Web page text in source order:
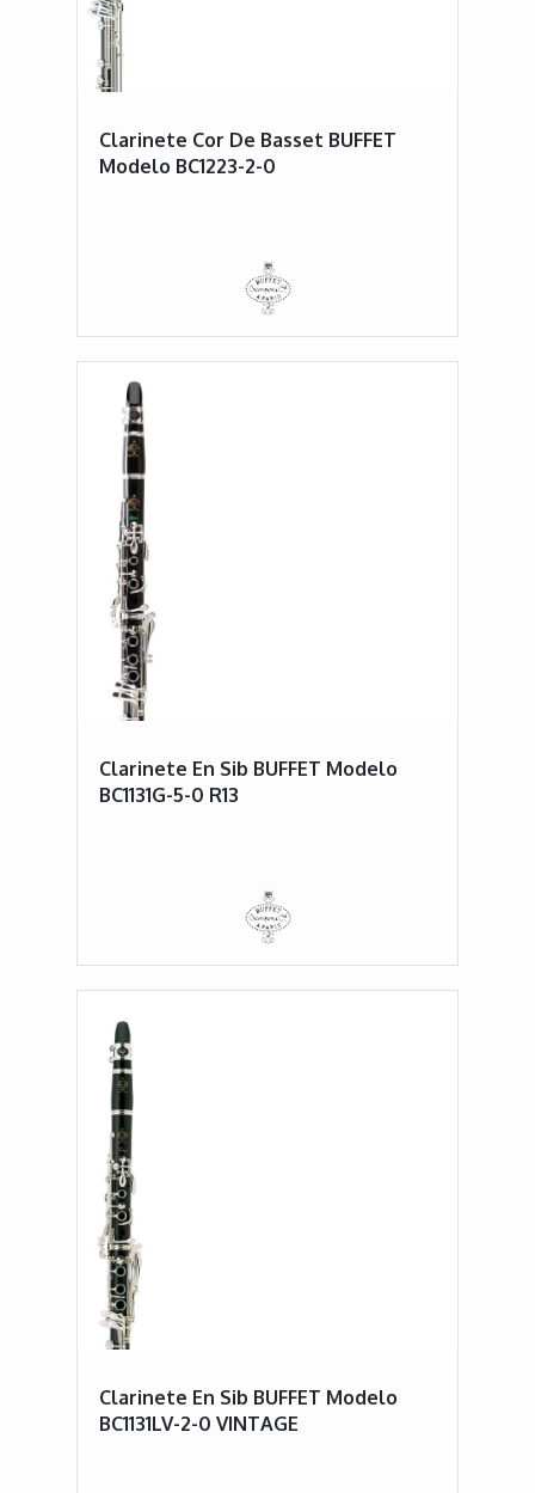
Clarinete Cor De Basset BUFFET
Modelo BC1223-2-0
Clarinete En Sib BUFFET Modelo
BC1131G-5-0 R13
Clarinete En Sib BUFFET Modelo
BC1131LV-2-0 VINTAGE